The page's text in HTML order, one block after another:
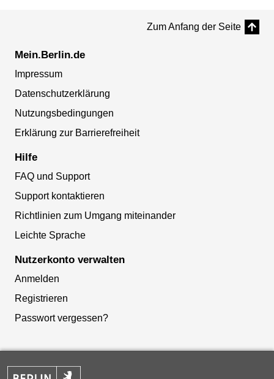
Zum Anfang der Seite
Mein.Berlin.de
Impressum
Datenschutzerklärung
Nutzungsbedingungen
Erklärung zur Barrierefreiheit
Hilfe
FAQ und Support
Support kontaktieren
Richtlinien zum Umgang miteinander
Leichte Sprache
Nutzerkonto verwalten
Anmelden
Registrieren
Passwort vergessen?